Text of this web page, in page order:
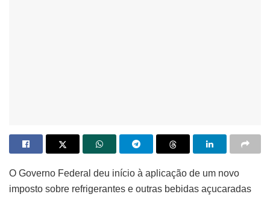
O Governo Federal deu início à aplicação de um novo
imposto sobre refrigerantes e outras bebidas açucaradas